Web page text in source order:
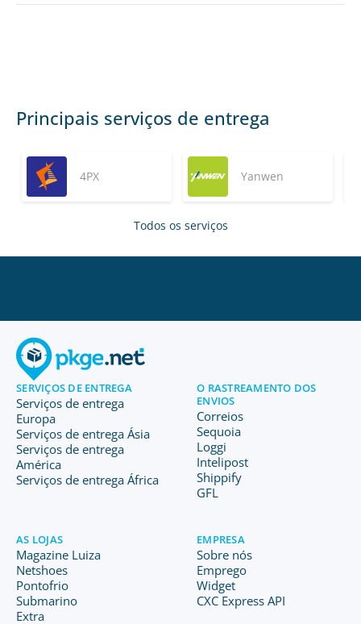
Principais serviços de entrega
4PX Yanwen
Todos os serviços
SERVIÇOS DE ENTREGA
Serviços de entrega
Europa
Serviços de entrega Ásia
Serviços de entrega
América
Serviços de entrega África
O RASTREAMENTO DOS
ENVIOS
Correios
Sequoia
Loggi
Intelipost
Shippify
GFL
AS LOJAS
Magazine Luiza
Netshoes
Pontofrio
Submarino
Extra
EMPRESA
Sobre nós
Emprego
Widget
CXC Express API